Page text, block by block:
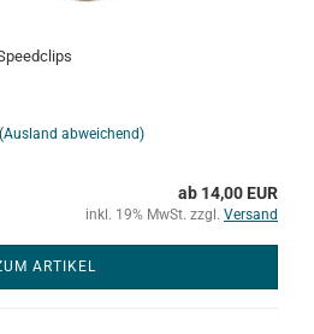
(Ausland abweichend)
ab 14,00 EUR
inkl. 19% MwSt. zzgl. Versand
ARTIKEL